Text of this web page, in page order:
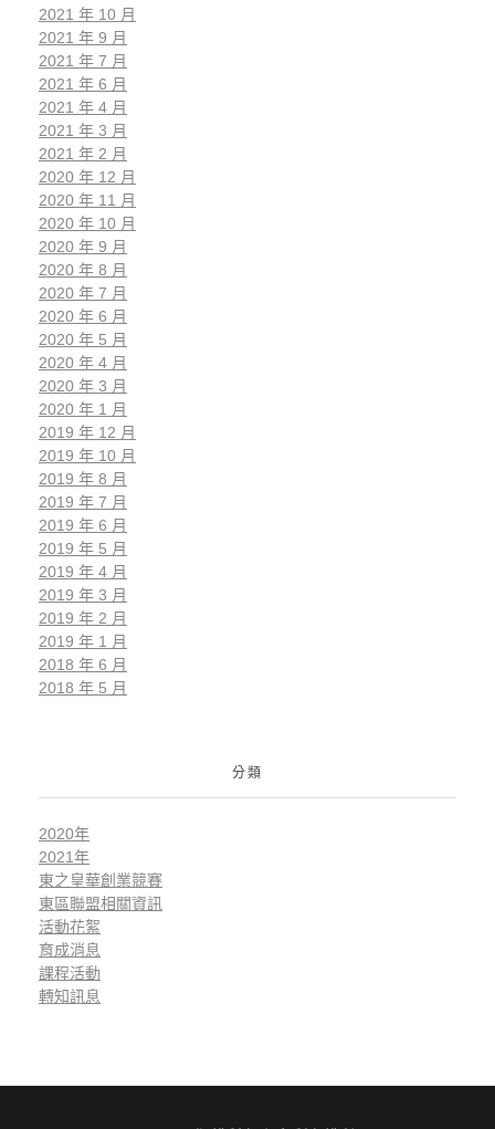
2021 年 10 月
2021 年 9 月
2021 年 7 月
2021 年 6 月
2021 年 4 月
2021 年 3 月
2021 年 2 月
2020 年 12 月
2020 年 11 月
2020 年 10 月
2020 年 9 月
2020 年 8 月
2020 年 7 月
2020 年 6 月
2020 年 5 月
2020 年 4 月
2020 年 3 月
2020 年 1 月
2019 年 12 月
2019 年 10 月
2019 年 8 月
2019 年 7 月
2019 年 6 月
2019 年 5 月
2019 年 4 月
2019 年 3 月
2019 年 2 月
2019 年 1 月
2018 年 6 月
2018 年 5 月
分類
2020年
2021年
東之皇華創業競賽
東區聯盟相關資訊
活動花絮
育成消息
課程活動
轉知訊息